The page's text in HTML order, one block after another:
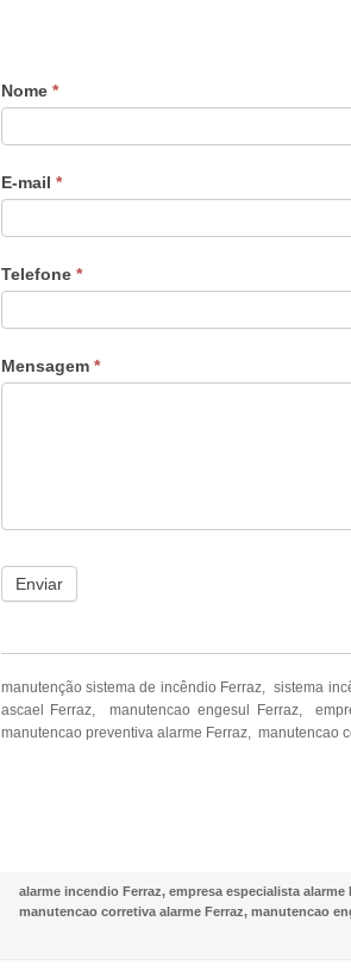
Nome *
E-mail *
Telefone *
Mensagem *
Enviar
manutenção sistema de incêndio Ferraz, sistema
ascael Ferraz, manutencao engesul Ferraz,
manutencao preventiva alarme Ferraz, manutencao
alarme incendio Ferraz, empresa especialista alarme
manutencao corretiva alarme Ferraz, manutencao